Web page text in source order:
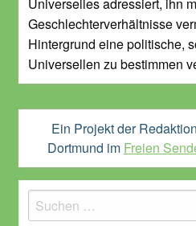
Geschlechterverhältnisse
Hintergrund eine politische,
Universellen zu bestimmen
Ein Projekt der
Dortmund im Freien